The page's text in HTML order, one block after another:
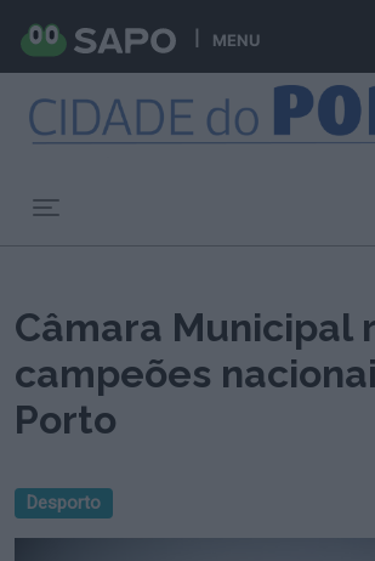
MENU
Câmara Municipal
campeões
Porto
Desporto